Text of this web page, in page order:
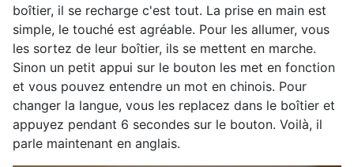
boîtier, il se recharge c'est tout. La prise en main est
simple, le touché est agréable. Pour les allumer, vous
les sortez de leur boîtier, ils se mettent en marche.
Sinon un petit appui sur le bouton les met en fonction
et vous pouvez entendre un mot en chinois. Pour
changer la langue, vous les replacez dans le boîtier et
appuyez pendant 6 secondes sur le bouton. Voilà, il
parle maintenant en anglais.